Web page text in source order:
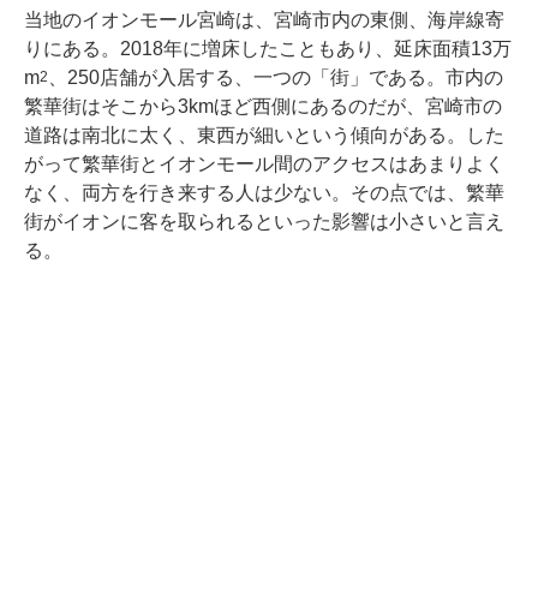
当地のイオンモール宮崎は、宮崎市内の東側、海岸線寄
りにある。2018年に増床したこともあり、延床面積13万
m2 、250店舗が入居する、一つの「街」である。市内の
繁華街はそこから3kmほど西側にあるのだが、宮崎市の
道路は南北に太く、東西が細いという傾向がある。した
がって繁華街とイオンモール間のアクセスはあまりよく
なく、両方を行き来する人は少ない。その点では、繁華
街がイオンに客を取られるといった影響は小さいと言え
る。